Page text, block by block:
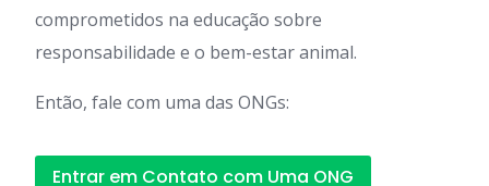
comprometidos na educação sobre
responsabilidade e o bem-estar animal.
Então, fale com uma das ONGs:
Entrar em Contato com Uma ONG